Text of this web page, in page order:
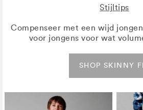
Stijltips
Compenseer met een wijd
voor jongens voor wat
SHOP SKINNY